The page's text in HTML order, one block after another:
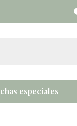
especiales